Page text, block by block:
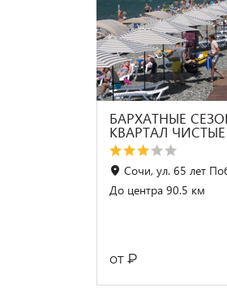
БАРХАТНЫЕ
КВАРТАЛ
Сочи, ул. 65 лет
До центра 90.5 км
от ₽